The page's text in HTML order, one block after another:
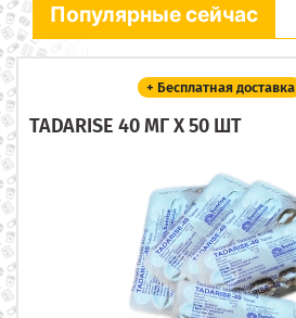
Популярные сейчас
+ Бесплатная доставка
TADARISE 40 МГ X 50 ШТ